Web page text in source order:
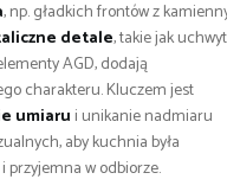
, np. gładkich frontów z
detale, takie jak
AGD, dodają
charakteru. Kluczem jest
umiaru i unikanie nadmiaru
aby kuchnia była
przyjemna w odbiorze.